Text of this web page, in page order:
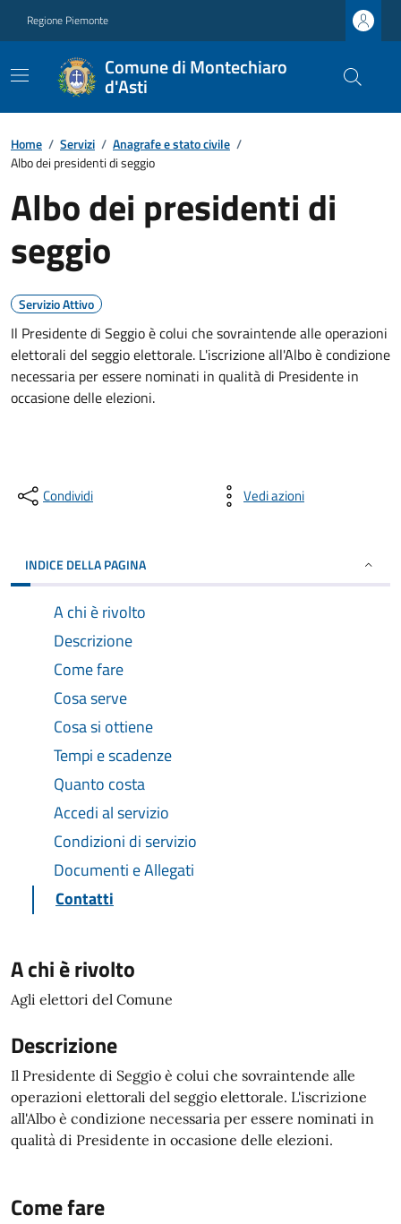
Regione Piemonte
Comune di Montechiaro
d'Asti
Home / Servizi / Anagrafe e stato civile /
Albo dei presidenti di seggio
Albo dei presidenti di
seggio
Servizio Attivo
Il Presidente di Seggio è colui che sovraintende alle operazioni
elettorali del seggio elettorale. L'iscrizione all'Albo è condizione
necessaria per essere nominati in qualità di Presidente in
occasione delle elezioni.
Condividi Vedi azioni
INDICE DELLA PAGINA
A chi è rivolto
Descrizione
Come fare
Cosa serve
Cosa si ottiene
Tempi e scadenze
Quanto costa
Accedi al servizio
Condizioni di servizio
Documenti e Allegati
Contatti
A chi è rivolto
Agli elettori del Comune
Descrizione
Il Presidente di Seggio è colui che sovraintende alle
operazioni elettorali del seggio elettorale. L'iscrizione
all'Albo è condizione necessaria per essere nominati in
qualità di Presidente in occasione delle elezioni.
Come fare